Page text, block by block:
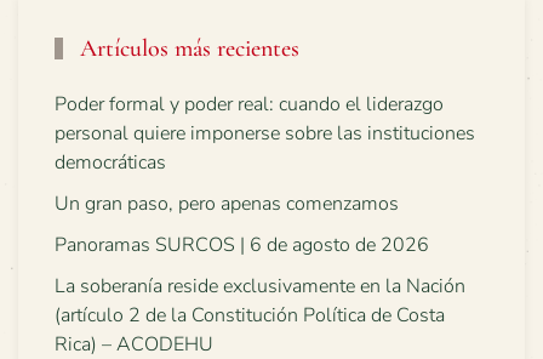
Artículos más recientes
Poder formal y poder real: cuando el liderazgo
personal quiere imponerse sobre las instituciones
democráticas
Un gran paso, pero apenas comenzamos
Panoramas SURCOS | 6 de agosto de 2026
La soberanía reside exclusivamente en la Nación
(artículo 2 de la Constitución Política de Costa
Rica) – ACODEHU